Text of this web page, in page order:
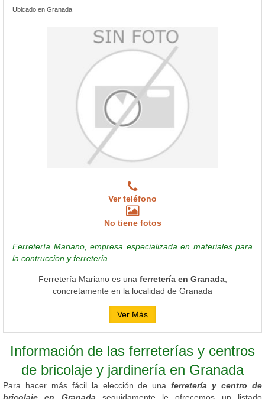
Ubicado en Granada
Ver teléfono
No tiene fotos
Ferretería Mariano, empresa especializada en materiales para
la contruccion y ferreteria
Ferretería Mariano es una ferretería en Granada,
concretamente en la localidad de Granada
Ver Más
Información de las ferreterías y centros
de bricolaje y jardinería en Granada
Para hacer más fácil la elección de unaferretería y centro de
bricolaje en Granada seguidamente le ofrecemos un listado